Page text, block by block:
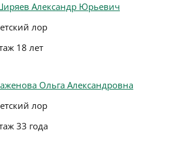
Александр Юрьевич
лор
18 лет
Ольга Александровна
лор
33 года